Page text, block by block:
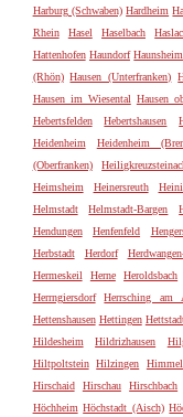
Harburg (Schwaben) Hardheim
Rhein
Hasel Haselbach
Hattenhofen Haundorf Haunsheim
(Rhön) Hausen (Unterfranken)
Hausen im Wiesental Hausen
Hebertsfelden
Hebertshausen
Heidenheim
Heidenheim
(Oberfranken)
Heimsheim
Heinersreuth
Helmstadt
Helmstadt-Bargen
Hendungen
Henfenfeld
Herbstadt
Herdorf
Hermeskeil
Herne Heroldsbach
Herrngiersdorf
Herrsching am
Hettenshausen Hettingen
Hildesheim
Hildrizhausen
Hiltpoltstein
Hilzingen
Hirschaid
Hirschau Hirschbach
Höchheim Höchstadt (Aisch)